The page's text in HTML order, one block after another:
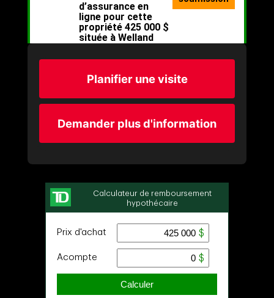
Planifier une visite
Demander plus d'information